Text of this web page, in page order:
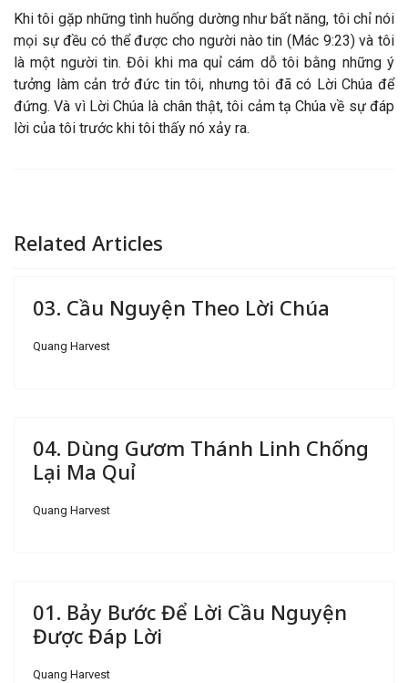
Khi tôi gặp những tình huống dường như bất năng, tôi chỉ nói
mọi sự đều có thể được cho người nào tin (Mác 9:23) và tôi
là một người tin. Đôi khi ma quỉ cám dỗ tôi bằng những ý
tưởng làm cản trở đức tin tôi, nhưng tôi đã có Lời Chúa để
đứng. Và vì Lời Chúa là chân thật, tôi cảm tạ Chúa về sự đáp
lời của tôi trước khi tôi thấy nó xảy ra.
Related Articles
03. Cầu Nguyện Theo Lời Chúa
Quang Harvest
04. Dùng Gươm Thánh Linh Chống
Lại Ma Quỉ
Quang Harvest
01. Bảy Bước Để Lời Cầu Nguyện
Được Đáp Lời
Quang Harvest